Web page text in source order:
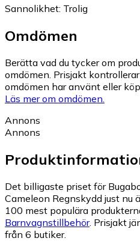
Sannolikhet: Trolig
Omdömen
Berätta vad du tycker om
omdömen. Prisjakt
omdömen har använt eller
Läs mer om omdömen.
Annons
Annons
Det billigaste priset för
Cameleon Regnskydd just nu
100 mest populära
Barnvagnstillbehör. Prisjakt
från 6 butiker.